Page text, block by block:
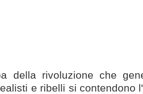
della rivoluzione che
e ribelli si contendono